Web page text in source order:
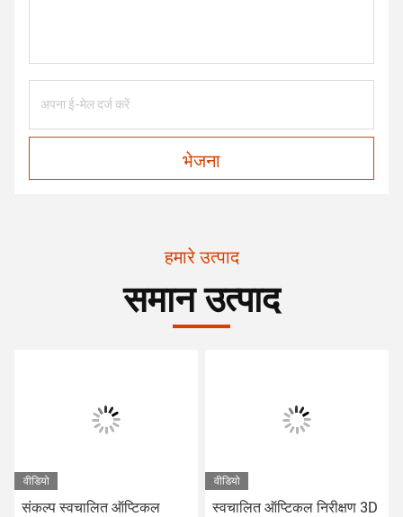
भेजना
हमारे उत्पाद
समान उत्पाद
ऑप्टिकल
स्वचालित ऑप्टिकल निरीक्षण 3D
विंडोज 10 पीसीबी